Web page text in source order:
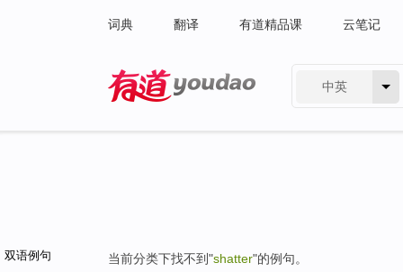
词典 翻译 有道精品课 云笔记
中英
双语例句 当前分类下找不到"shatter"的例句。